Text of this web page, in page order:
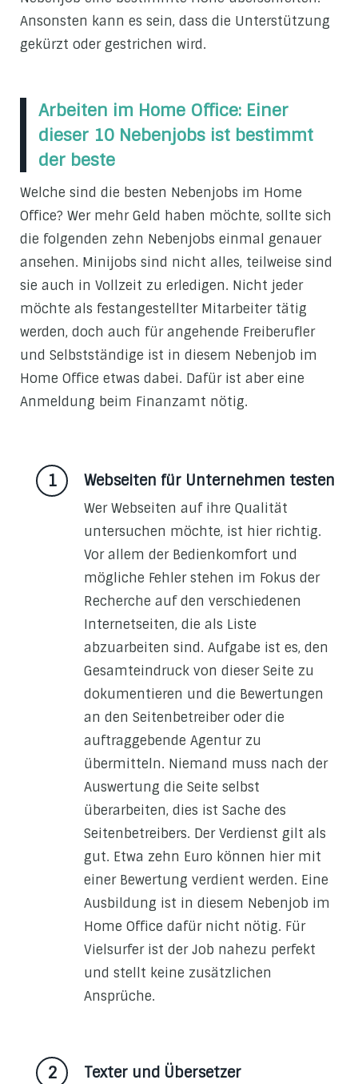
Ansonsten kann es sein, dass die Unterstützung
gekürzt oder gestrichen wird.
Arbeiten im Home Office: Einer
dieser 10 Nebenjobs ist bestimmt
der beste
Welche sind die besten Nebenjobs im Home
Office? Wer mehr Geld haben möchte, sollte sich
die folgenden zehn Nebenjobs einmal genauer
ansehen. Minijobs sind nicht alles, teilweise sind
sie auch in Vollzeit zu erledigen. Nicht jeder
möchte als festangestellter Mitarbeiter tätig
werden, doch auch für angehende Freiberufler
und Selbstständige ist in diesem Nebenjob im
Home Office etwas dabei. Dafür ist aber eine
Anmeldung beim Finanzamt nötig.
Webseiten für Unternehmen testen
Wer Webseiten auf ihre Qualität
untersuchen möchte, ist hier richtig.
Vor allem der Bedienkomfort und
mögliche Fehler stehen im Fokus der
Recherche auf den verschiedenen
Internetseiten, die als Liste
abzuarbeiten sind. Aufgabe ist es, den
Gesamteindruck von dieser Seite zu
dokumentieren und die Bewertungen
an den Seitenbetreiber oder die
auftraggebende Agentur zu
übermitteln. Niemand muss nach der
Auswertung die Seite selbst
überarbeiten, dies ist Sache des
Seitenbetreibers. Der Verdienst gilt als
gut. Etwa zehn Euro können hier mit
einer Bewertung verdient werden. Eine
Ausbildung ist in diesem Nebenjob im
Home Office dafür nicht nötig. Für
Vielsurfer ist der Job nahezu perfekt
und stellt keine zusätzlichen
Ansprüche.
Texter und Übersetzer